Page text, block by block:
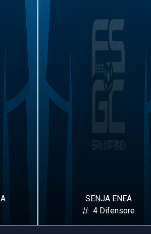
GULFO EDOARDO
11 Difensore